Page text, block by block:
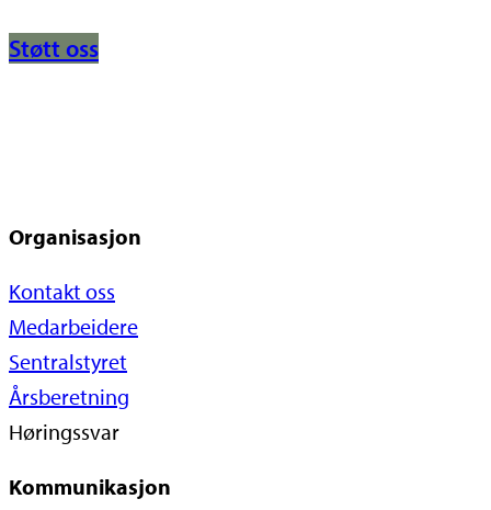
Støtt oss
Organisasjon
Kontakt oss
Medarbeidere
Sentralstyret
Årsberetning
Høringssvar
Kommunikasjon